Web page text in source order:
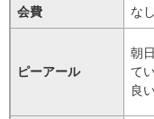
会費 なし
ピーアール
朝
て
良